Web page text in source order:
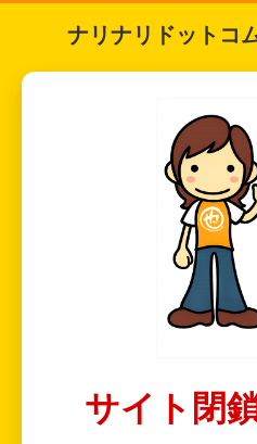
ナリナリドットコ
サイト閉